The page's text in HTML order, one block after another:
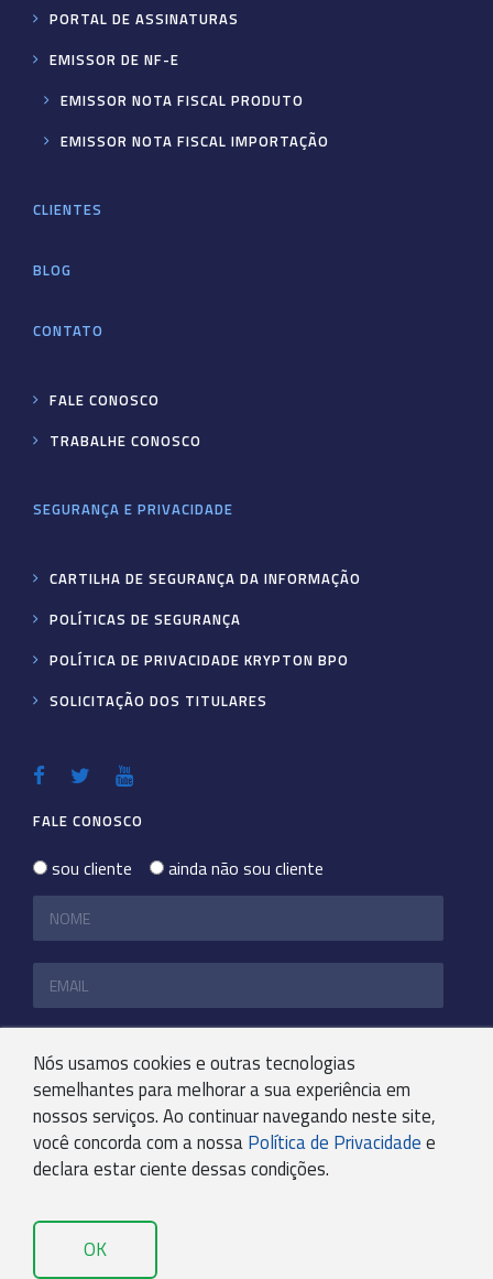
Nós usamos cookies e outras tecnologias
semelhantes para melhorar a sua experiência em
nossos serviços. Ao continuar navegando neste site,
você concorda com a nossa Política de Privacidade e
declara estar ciente dessas condições.
OK
PORTAL DE ASSINATURAS
EMISSOR DE NF-E
EMISSOR NOTA FISCAL PRODUTO
EMISSOR NOTA FISCAL IMPORTAÇÃO
CLIENTES
BLOG
CONTATO
FALE CONOSCO
TRABALHE CONOSCO
SEGURANÇA E PRIVACIDADE
CARTILHA DE SEGURANÇA DA INFORMAÇÃO
POLÍTICAS DE SEGURANÇA
POLÍTICA DE PRIVACIDADE KRYPTON BPO
SOLICITAÇÃO DOS TITULARES
FALE CONOSCO
sou cliente ainda não sou cliente